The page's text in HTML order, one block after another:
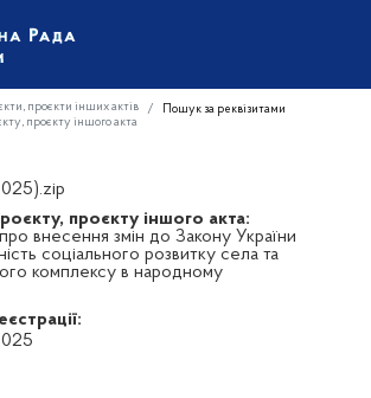
проєкти інших актів
Пошук за реквізитами
проєкту іншого акта
проєкту іншого акта:
внесення змін до Закону України
соціального розвитку села та
комплексу в народному